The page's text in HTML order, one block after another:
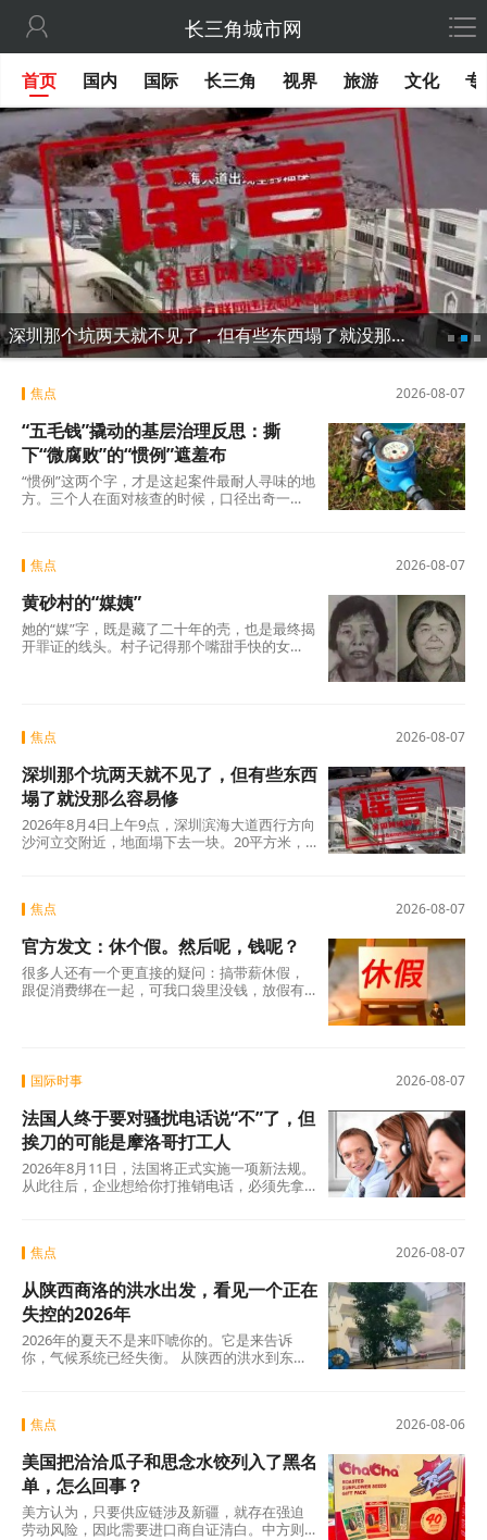
 长三角城市网
首页 国内 国际 长三角 视界 旅游 文化 专
深圳那个坑两天就不见了，但有些东西塌了就没那么容易修
2026-08-07
焦点
“五毛钱”撬动的基层治理反思：撕
下“微腐败”的“惯例”遮羞布
“惯例”这两个字，才是这起案件最耐人寻味的地
方。三个人在面对核查的时候，口径出奇一
议事程序、没有政策依据，仅凭几个人私下商
自欺欺人的“潜规则”。三人分工明确——每人负
责两根水管，各自收费、各自截留、余款入账
——分明是精心设计的利益勾兑，哪里有什
么“历来如此”的“惯例”?
2026-08-07
焦点
黄砂村的“媒姨”
她的“媒”字，既是藏了二十年的壳，也是最终揭
开罪证的线头。村子记得那个嘴甜手快的女
年。
2026-08-07
焦点
深圳那个坑两天就不见了，但有些东西
塌了就没那么容易修
2026年8月4日上午9点，深圳滨海大道西行方向
沙河立交附近，地面塌下去一块。20平方米，
2026-08-07
焦点
官方发文：休个假。然后呢，钱呢？
很多人还有一个更直接的疑问：搞带薪休假，
跟促消费绑在一起，可我口袋里没钱，放假有
让他休五天假出去旅游，他宁可在家躺着。
2026-08-07
国际时事
法国人终于要对骚扰电话说“不”了，但
挨刀的可能是摩洛哥打工人
2026年8月11日，法国将正式实施一项新法规。
从此往后，企业想给你打推销电话，必须先拿
费者协会UFC-Que Choisir的调查更扎心：97%
的人说每天都会在手机上接到此类电话。可以
说，全法国几乎找不到一个没被骚扰电话烦过
的人。
2026-08-07
焦点
从陕西商洛的洪水出发，看见一个正在
失控的2026年
2026年的夏天不是来吓唬你的。它是来告诉
你，气候系统已经失衡。 从陕西的洪水到东北
2026-08-06
焦点
美国把洽洽瓜子和思念水饺列入了黑名
单，怎么回事？
美方认为，只要供应链涉及新疆，就存在强迫
劳动风险，因此需要进口商自证清白。中方则